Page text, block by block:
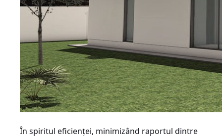
În spiritul eficienței, minimizând raportul dintre